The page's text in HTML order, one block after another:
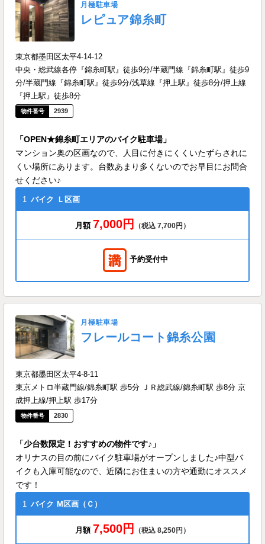
月極駐車場
レピュア錦糸町
東京都墨田区太平4-14-12
中央・総武線各停『錦糸町駅』徒歩9分/半蔵門線『錦糸町駅』徒歩9
分/半蔵門線『錦糸町駅』徒歩9分/浅草線『押上駅』徒歩8分/押上線
『押上駅』徒歩8分
2939
「OPEN★錦糸町エリアのバイク駐車場」
マンション奥の区画なので、人目に付きにくくいたずらされに
くい場所にあります。台数あまり多くないのでお早目にお問合
せください♪
1 バイク Ｌ区画
月額 7,000円 （税込 7,700円）
予約受付中
月極駐車場
フレールコート錦糸公園
東京都墨田区太平4-8-11
東京メトロ半蔵門線/錦糸町駅 歩5分 ＪＲ総武線/錦糸町駅 歩8分 京
成押上線/押上駅 歩17分
2830
「少台数限定！おすすめの物件です♪」
オリナスの目の前にバイク駐車場がオープンしました♪中型バ
イクも入庫可能なので、近隣にお住まいの方や通勤にオススメ
です！
1 バイク M区画（Ｃ）
月額 7,500円 （税込 8,250円）